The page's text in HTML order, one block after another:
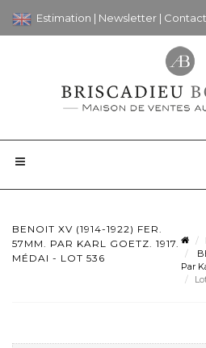
Estimation | Newsletter | Contact
BENOIT XV (1914-1922) FER.
57MM. PAR KARL GOETZ. 1917.
MÉDAI - LOT 536
Par